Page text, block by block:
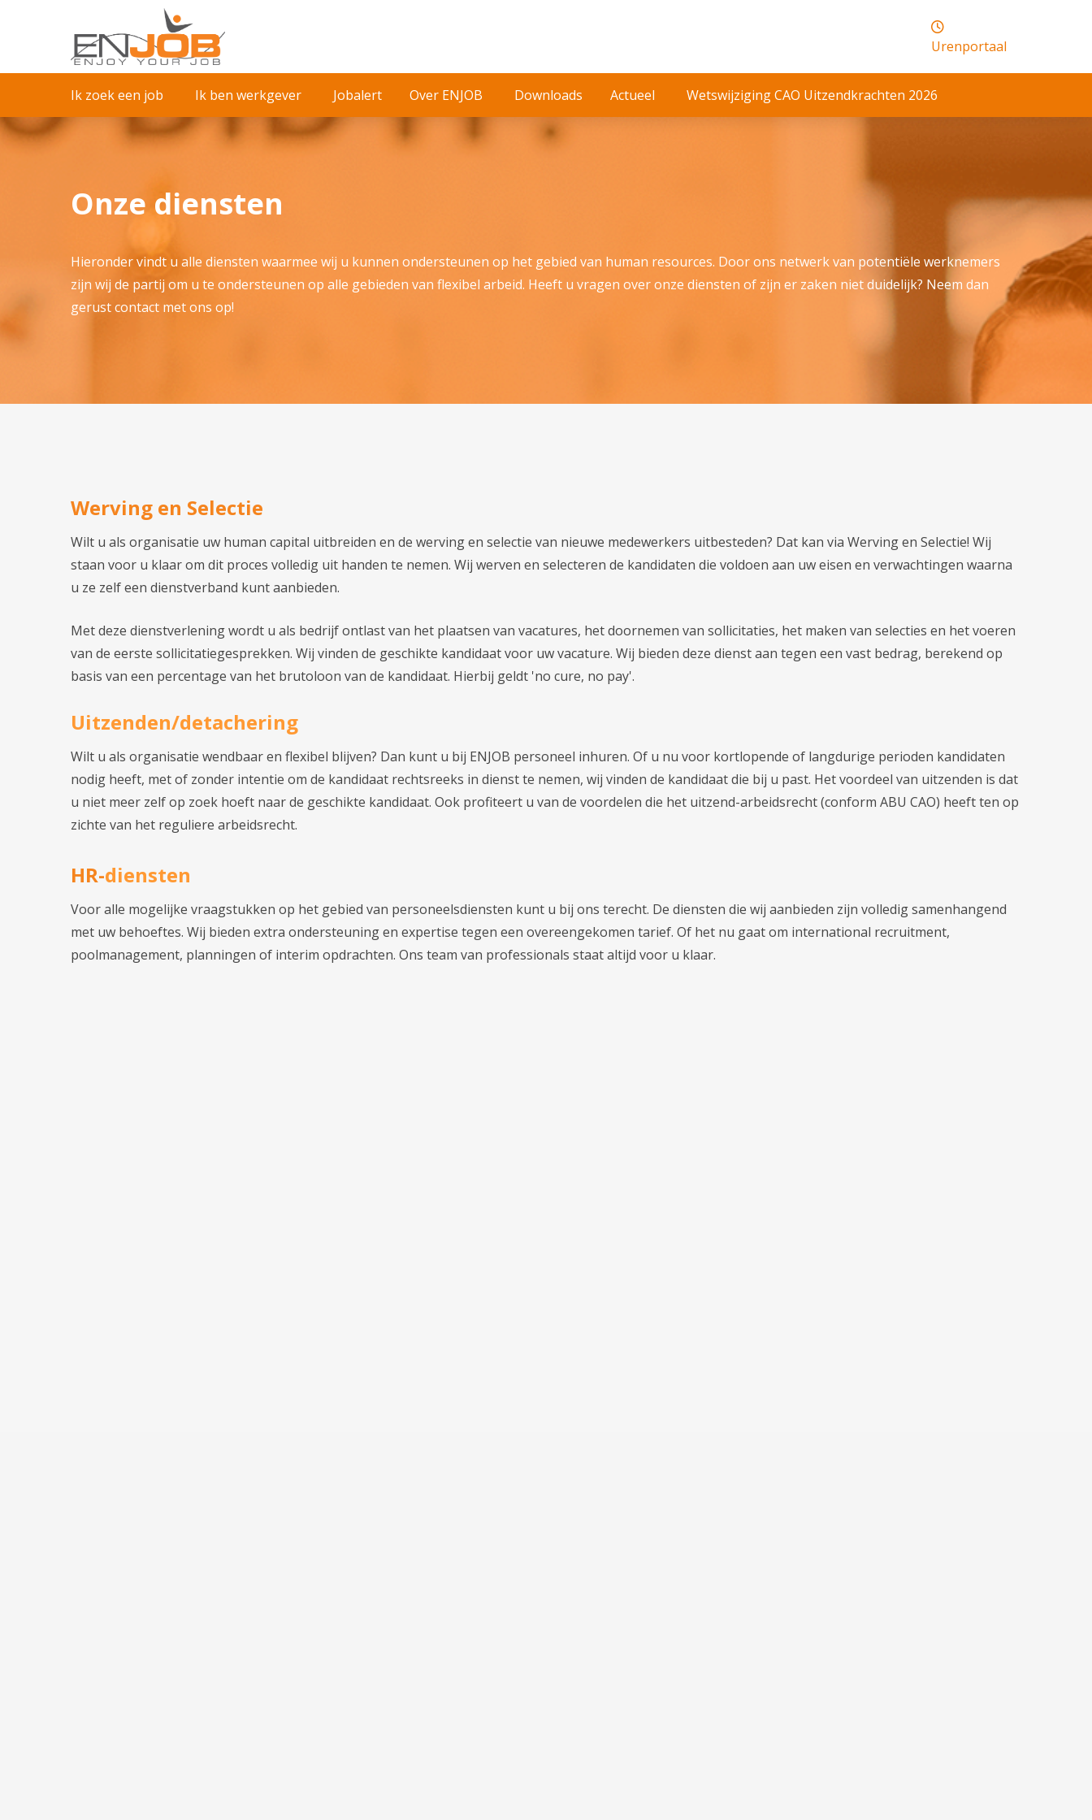
Urenportaal
Ik zoek een job Ik ben werkgever Jobalert Over ENJOB Downloads Actueel Wetswijziging CAO Uitzendkrachten 2026
Onze diensten
Hieronder vindt u alle diensten waarmee wij u kunnen ondersteunen op het gebied van human resources. Door ons netwerk van potentiële werknemers
zijn wij de partij om u te ondersteunen op alle gebieden van flexibel arbeid. Heeft u vragen over onze diensten of zijn er zaken niet duidelijk? Neem dan
gerust contact met ons op!
Werving en Selectie
Wilt u als organisatie uw human capital uitbreiden en de werving en selectie van nieuwe medewerkers uitbesteden? Dat kan via Werving en Selectie! Wij
staan voor u klaar om dit proces volledig uit handen te nemen. Wij werven en selecteren de kandidaten die voldoen aan uw eisen en verwachtingen waarna
u ze zelf een dienstverband kunt aanbieden.
Met deze dienstverlening wordt u als bedrijf ontlast van het plaatsen van vacatures, het doornemen van sollicitaties, het maken van selecties en het voeren
van de eerste sollicitatiegesprekken. Wij vinden de geschikte kandidaat voor uw vacature. Wij bieden deze dienst aan tegen een vast bedrag, berekend op
basis van een percentage van het brutoloon van de kandidaat. Hierbij geldt 'no cure, no pay'.
Uitzenden/detachering
Wilt u als organisatie wendbaar en flexibel blijven? Dan kunt u bij ENJOB personeel inhuren. Of u nu voor kortlopende of langdurige perioden kandidaten
nodig heeft, met of zonder intentie om de kandidaat rechtsreeks in dienst te nemen, wij vinden de kandidaat die bij u past. Het voordeel van uitzenden is dat
u niet meer zelf op zoek hoeft naar de geschikte kandidaat. Ook profiteert u van de voordelen die het uitzend-arbeidsrecht (conform ABU CAO) heeft ten op
zichte van het reguliere arbeidsrecht.
HR-diensten
Voor alle mogelijke vraagstukken op het gebied van personeelsdiensten kunt u bij ons terecht. De diensten die wij aanbieden zijn volledig samenhangend
met uw behoeftes. Wij bieden extra ondersteuning en expertise tegen een overeengekomen tarief. Of het nu gaat om international recruitment,
poolmanagement, planningen of interim opdrachten. Ons team van professionals staat altijd voor u klaar.